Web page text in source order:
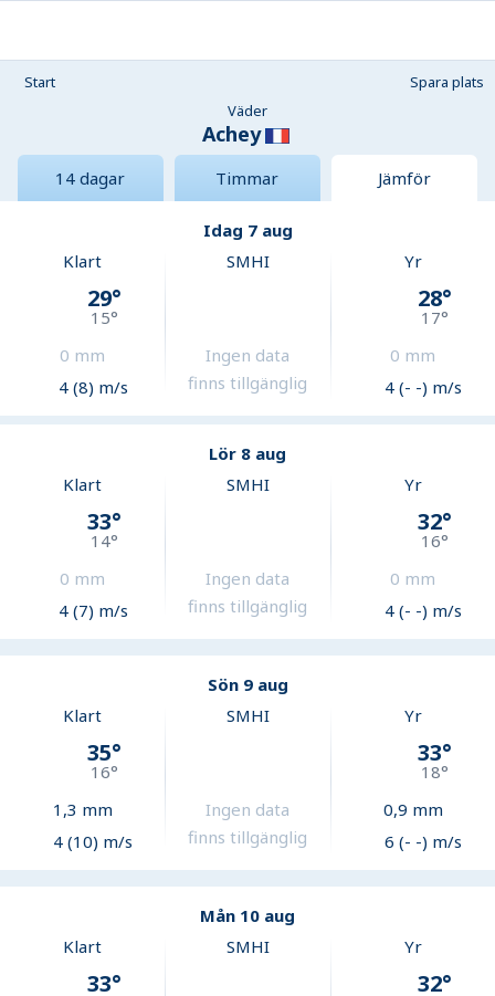
Start
Spara plats
Väder
Achey
14 dagar Timmar Jämför
Idag 7 aug
Klart
29°
15°
0 mm
4 (8) m/s
SMHI
Ingen data
finns tillgänglig
Yr
28°
17°
0 mm
4 (- -) m/s
Lör 8 aug
Klart
33°
14°
0 mm
4 (7) m/s
SMHI
Ingen data
finns tillgänglig
Yr
32°
16°
0 mm
4 (- -) m/s
Sön 9 aug
Klart
35°
16°
1,3 mm
4 (10) m/s
SMHI
Ingen data
finns tillgänglig
Yr
33°
18°
0,9 mm
6 (- -) m/s
Mån 10 aug
Klart
33°
SMHI Yr
32°